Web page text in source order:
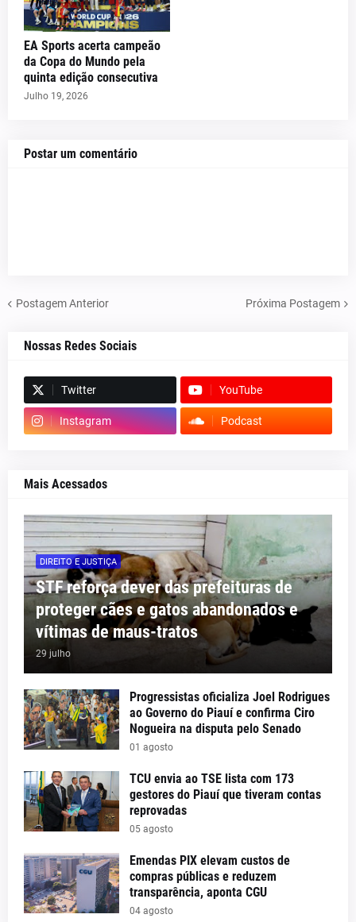
EA Sports acerta campeão
da Copa do Mundo pela
quinta edição consecutiva
Julho 19, 2026
Postar um comentário
Postagem Anterior Próxima Postagem
Nossas Redes Sociais
Twitter YouTube
Instagram Podcast
Mais Acessados
DIREITO E JUSTIÇA
STF reforça dever das prefeituras de
proteger cães e gatos abandonados e
vítimas de maus-tratos
29 julho
Progressistas oficializa Joel Rodrigues
ao Governo do Piauí e confirma Ciro
Nogueira na disputa pelo Senado
01 agosto
TCU envia ao TSE lista com 173
gestores do Piauí que tiveram contas
reprovadas
05 agosto
Emendas PIX elevam custos de
compras públicas e reduzem
transparência, aponta CGU
04 agosto